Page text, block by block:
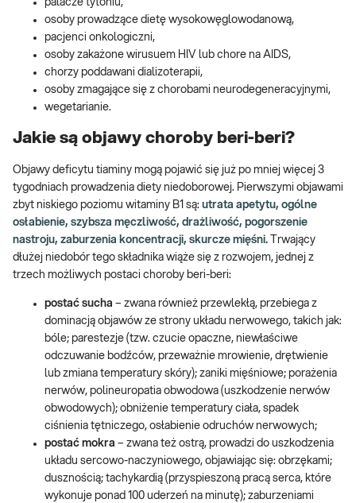
osoby prowadzące dietę wysokowęglowodanową,
pacjenci onkologiczni,
osoby zakażone wirusuem HIV lub chore na AIDS,
chorzy poddawani dializoterapii,
osoby zmagające się z chorobami neurodegeneracyjnymi,
wegetarianie.
Jakie są objawy choroby beri-beri?
Objawy deficytu tiaminy mogą pojawić się już po mniej więcej 3
tygodniach prowadzenia diety niedoborowej. Pierwszymi objawami
zbyt niskiego poziomu witaminy B1 są: utrata apetytu, ogólne
osłabienie, szybsza męczliwość, drażliwość, pogorszenie
nastroju, zaburzenia koncentracji, skurcze mięśni. Trwający
dłużej niedobór tego składnika wiąże się z rozwojem, jednej z
trzech możliwych postaci choroby beri-beri:
postać sucha – zwana również przewlekłą, przebiega z
dominacją objawów ze strony układu nerwowego, takich jak:
bóle; parestezje (tzw. czucie opaczne, niewłaściwe
odczuwanie bodźców, przeważnie mrowienie, drętwienie
lub zmiana temperatury skóry); zaniki mięśniowe; porażenia
nerwów, polineuropatia obwodowa (uszkodzenie nerwów
obwodowych); obniżenie temperatury ciała, spadek
ciśnienia tętniczego, osłabienie odruchów nerwowych;
postać mokra – zwana też ostrą, prowadzi do uszkodzenia
układu sercowo-naczyniowego, objawiając się: obrzękami;
dusznością; tachykardią (przyspieszoną pracą serca, które
wykonuje ponad 100 uderzeń na minutę); zaburzeniami